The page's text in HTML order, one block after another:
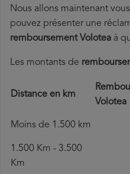
Nous allons maintenant
pouvez présenter une
remboursement Volotea à
Les montants de
Distance en km
Volotea
Moins de 1.500 km
1.500 Km - 3.500
Km